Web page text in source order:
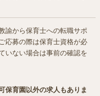
諭から保育士への転職サポ
応募の際は保育士資格が必
いない場合は事前の確認を
保育園以外の求人もありま